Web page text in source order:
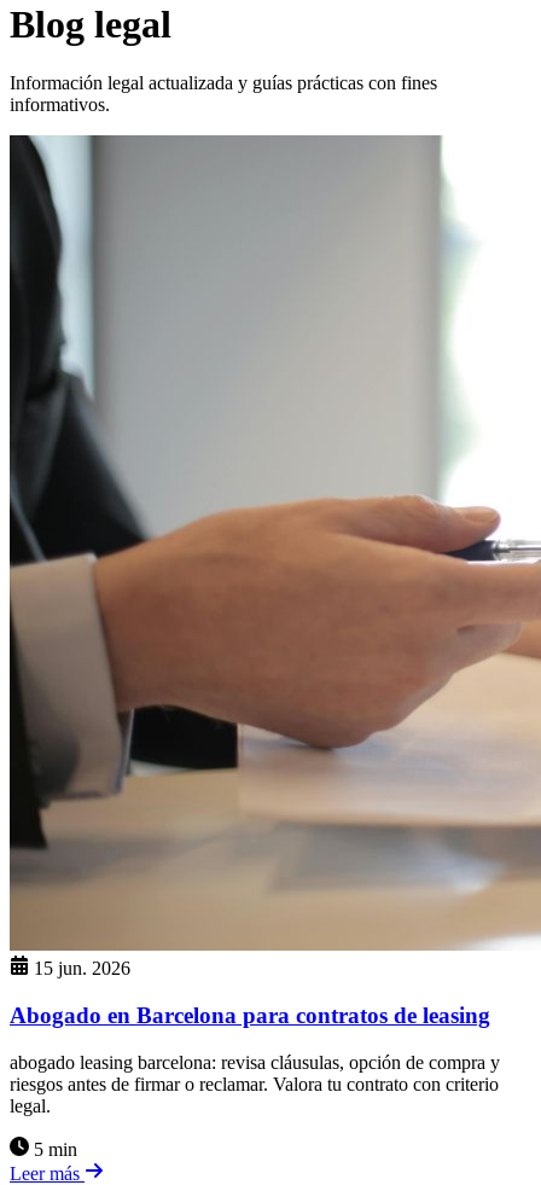
Blog legal
Información legal actualizada y guías prácticas con fines
informativos.
15 jun. 2026
Abogado en Barcelona para contratos de leasing
abogado leasing barcelona: revisa cláusulas, opción de compra y
riesgos antes de firmar o reclamar. Valora tu contrato con criterio
legal.
5 min
Leer más